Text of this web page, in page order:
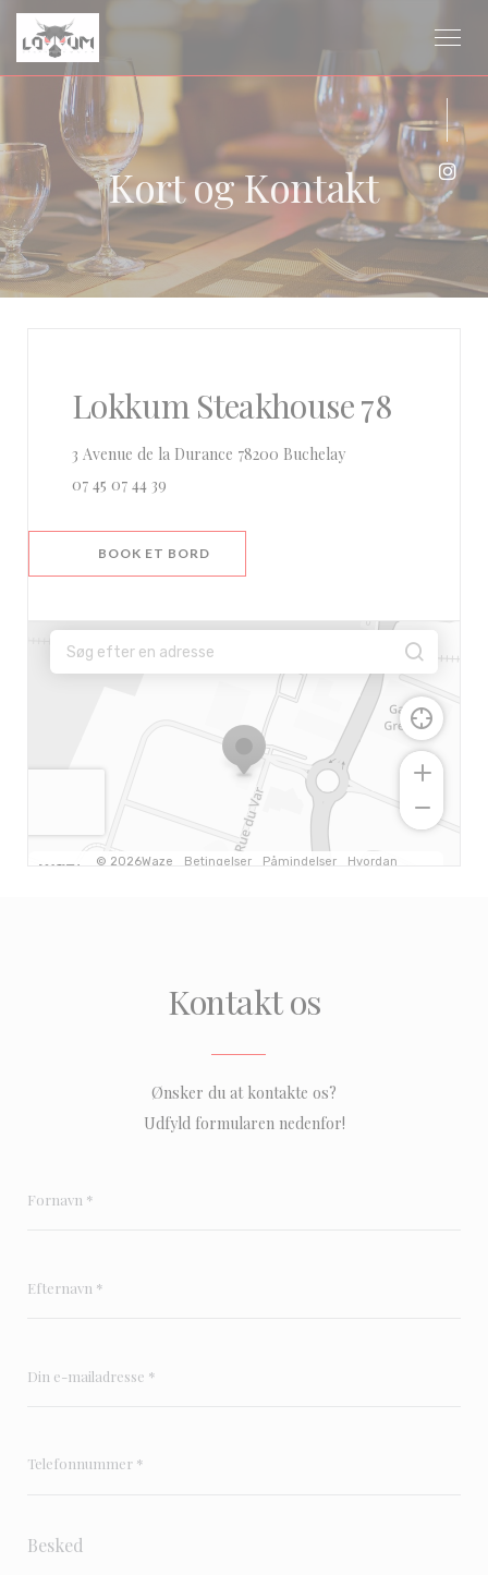
CCookie-styringspanel
Kort og Kontakt
Lokkum Steakhouse 78
3 Avenue de la Durance 78200 Buchelay((åbner i et nyt
07 45 07 44 39
BOOK ET BORD
Kontakt os
Ønsker du at kontakte os?
Udfyld formularen nedenfor!